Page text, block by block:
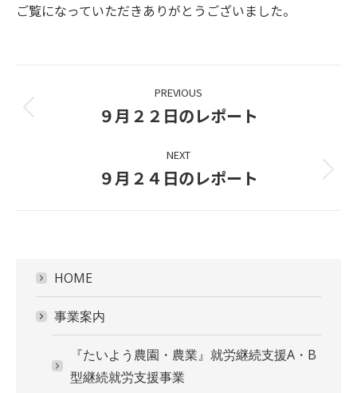
ご覧になっていただきありがとうございました。
navigation
PREVIOUS
Previous
９月２２日のレポート
NEXT
Next
９月２４日のレポート
HOME
事業案内
『たいよう農園・農業』就労継続支援A・B
型継続就労支援事業